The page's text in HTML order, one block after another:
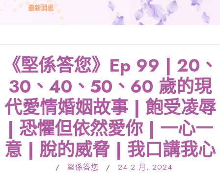
最新消息
《堅係答您》Ep 99 | 20、
30、40、50、60 歲的現
代愛情婚姻故事 | 飽受凌辱
| 恐懼但依然愛你 | 一心一
意 | 脫的威脅 | 我口講我心
/ 堅係答您 / 24 2 月, 2024